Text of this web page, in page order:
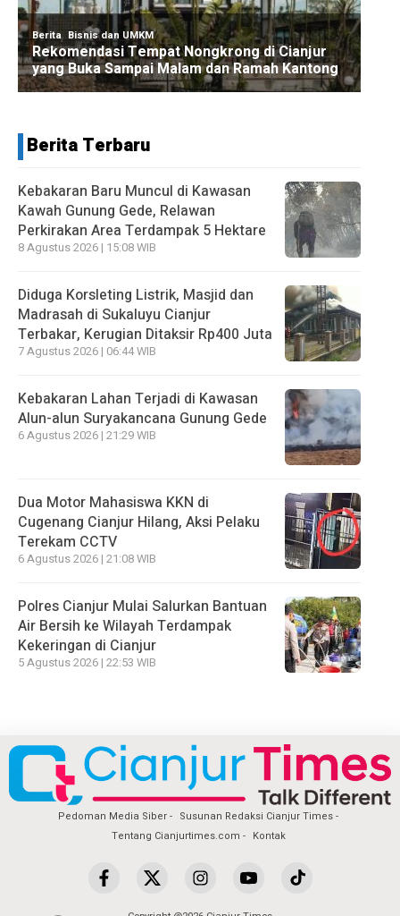
Berita Terbaru
Kebakaran Baru Muncul di Kawasan
Kawah Gunung Gede, Relawan
Perkirakan Area Terdampak 5 Hektare
8 Agustus 2026 | 15:08 WIB
Diduga Korsleting Listrik, Masjid dan
Madrasah di Sukaluyu Cianjur
Terbakar, Kerugian Ditaksir Rp400 Juta
7 Agustus 2026 | 06:44 WIB
Kebakaran Lahan Terjadi di Kawasan
Alun-alun Suryakancana Gunung Gede
6 Agustus 2026 | 21:29 WIB
Dua Motor Mahasiswa KKN di
Cugenang Cianjur Hilang, Aksi Pelaku
Terekam CCTV
6 Agustus 2026 | 21:08 WIB
Polres Cianjur Mulai Salurkan Bantuan
Air Bersih ke Wilayah Terdampak
Kekeringan di Cianjur
5 Agustus 2026 | 22:53 WIB
Pedoman Media Siber
Susunan Redaksi Cianjur Times
Tentang Cianjurtimes.com
Kontak